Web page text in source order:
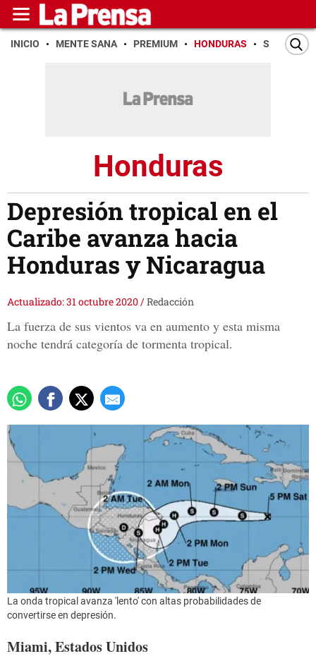
INICIO MENTE SANA PREMIUM HONDURAS SAN PEDRO
Honduras
Depresión tropical en el
Caribe avanza hacia
Honduras y Nicaragua
Actualizado: 31 octubre 2020/Redacción
La fuerza de sus vientos va en aumento y esta misma
noche tendrá categoría de tormenta tropical.
La onda tropical avanza 'lento' con altas probabilidades de
convertirse en depresión.
Miami, Estados Unidos